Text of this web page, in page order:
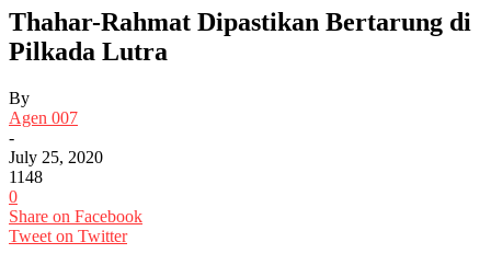
Thahar-Rahmat Dipastikan Bertarung di
Pilkada Lutra
By
Agen 007
-
July 25, 2020
1148
0
Share on Facebook
Tweet on Twitter